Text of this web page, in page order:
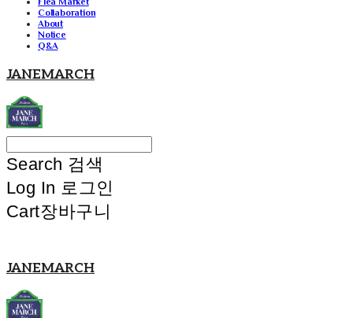
Collaboration
About
Notice
Q&A
JANEMARCH
Search 검색
Log In 로그인
Cart장바구니
JANEMARCH